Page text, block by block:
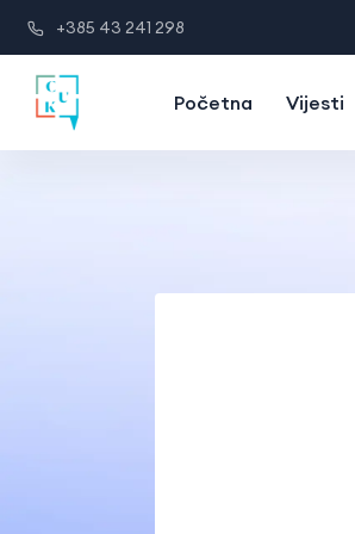
+385 43 241 298
Početna Vijesti